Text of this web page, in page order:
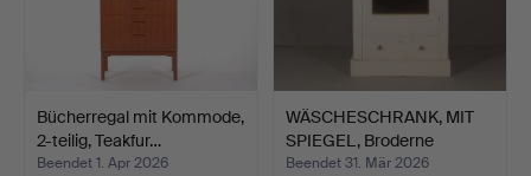
Bücherregal mit Kommode,
2-teilig, Teakfur…
Beendet 1. Apr 2026
WÄSCHESCHRANK, MIT
SPIEGEL, Broderne
Wiggm…
Beendet 31. Mär 2026